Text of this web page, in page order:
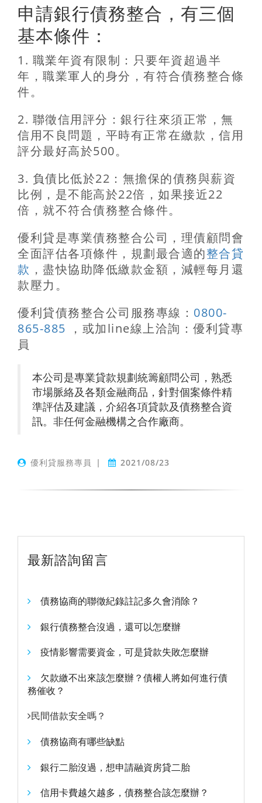
申請銀行債務整合，有三個
基本條件：
1. 職業年資有限制：只要年資超過半
年，職業軍人的身分，有符合債務整合條
件。
2. 聯徵信用評分：銀行往來須正常，無
信用不良問題，平時有正常在繳款，信用
評分最好高於500。
3. 負債比低於22：無擔保的債務與薪資
比例，是不能高於22倍，如果接近22
倍，就不符合債務整合條件。
優利貸是專業債務整合公司，理債顧問會
全面評估各項條件，規劃最合適的整合貸
款 ，盡快協助降低繳款金額，減輕每月還
款壓力。
優利貸債務整合公司服務專線： 0800-
865-885 ，或加line線上洽詢：優利貸專
員
本公司是專業貸款規劃統籌顧問公司，熟悉
市場脈絡及各類金融商品，針對個案條件精
準評估及建議，介紹各項貸款及債務整合資
訊。非任何金融機構之合作廠商。
優利貸服務專員 | 2021/08/23
最新諮詢留言
債務協商的聯徵紀錄註記多久會消除？
銀行債務整合沒過，還可以怎麼辦
疫情影響需要資金，可是貸款失敗怎麼辦
欠款繳不出來該怎麼辦？債權人將如何進行債
務催收？
民間借款安全嗎？
債務協商有哪些缺點
銀行二胎沒過，想申請融資房貸二胎
信用卡費越欠越多，債務整合該怎麼辦？